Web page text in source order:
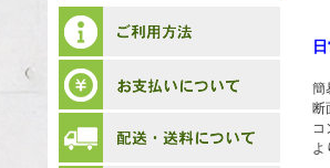
簡
断
コ
よ